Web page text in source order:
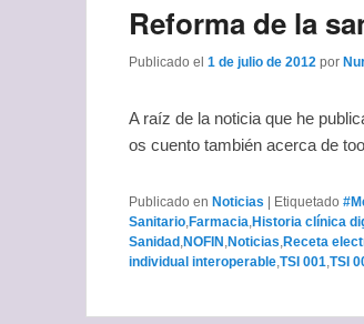
Reforma de la
Publicado el 1 de julio de 2012 por
A raíz de la noticia que he
os cuento también acerca de
Publicado en Noticias Etiquetado
Sanitario,Farmacia,Historia clínica
Sanidad ,NOFIN ,Noticias,Receta
individual interoperable,TSI 001,TSI